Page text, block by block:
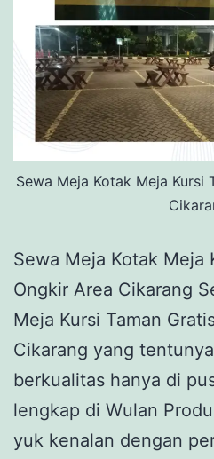
Sewa Meja Kotak Meja Kursi
Sewa Meja Kotak Meja
Ongkir Area Cikarang
Meja Kursi Taman
Cikarang yang
berkualitas hanya di
lengkap di Wulan
yuk kenalan dengan